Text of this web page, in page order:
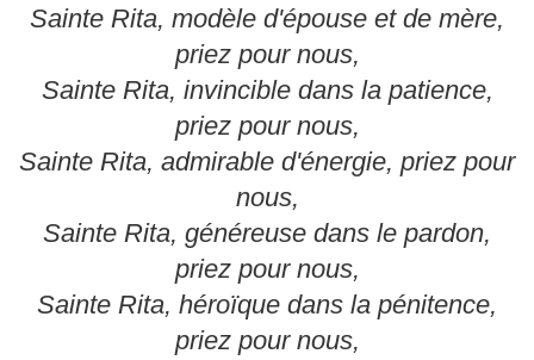
Sainte Rita, modèle d'épouse et de mère,
priez pour nous,
Sainte Rita, invincible dans la patience,
priez pour nous,
Sainte Rita, admirable d'énergie, priez pour
nous,
Sainte Rita, généreuse dans le pardon,
priez pour nous,
Sainte Rita, héroïque dans la pénitence,
priez pour nous,